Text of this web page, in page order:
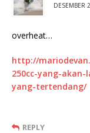
DESEMBER
overheat…
http://
250cc-yang-
yang-tertendang/
REPLY